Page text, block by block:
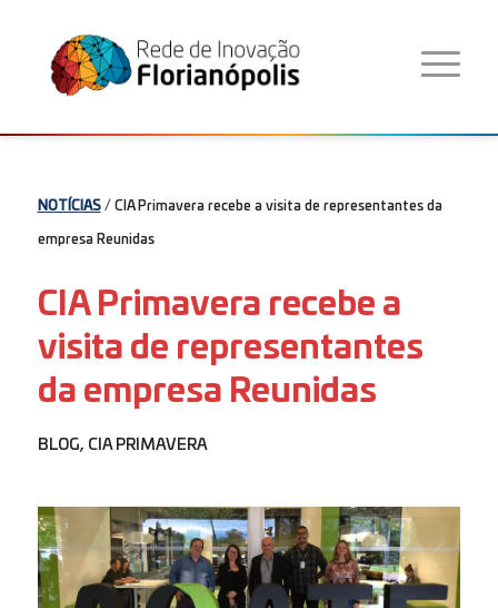
NOTÍCIAS/ CIA Primavera recebe a visita de representantes da
empresa Reunidas
CIA Primavera recebe a
visita de representantes
da empresa Reunidas
BLOG, CIA PRIMAVERA